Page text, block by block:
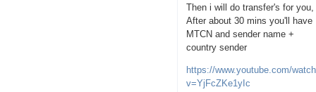
Then i will do transfer's for you,
After about 30 mins you'll have
MTCN and sender name +
country sender
https://www.youtube.com/
v=YjFcZKe1yIc